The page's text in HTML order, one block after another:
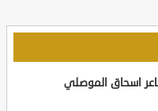
اسحاق الموصلي